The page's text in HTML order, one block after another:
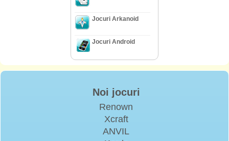
Jocuri Arkanoid
Jocuri Android
Noi jocuri
Renown
Xcraft
ANVIL